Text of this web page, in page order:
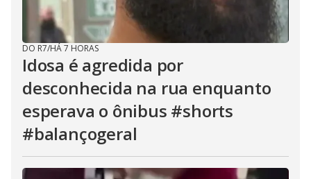
DO R7/HÁ 7 HORAS
Idosa é agredida por
desconhecida na rua enquanto
esperava o ônibus #shorts
#balançogeral